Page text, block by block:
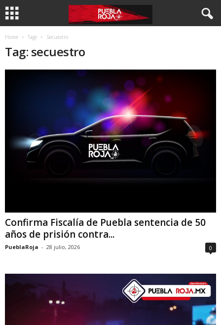
Home Tags Secuestro
Tag: secuestro
Confirma Fiscalía de Puebla sentencia de 50
años de prisión contra...
PueblaRoja - 28 julio, 2026 0